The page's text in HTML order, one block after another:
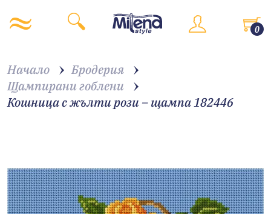
0
Начало
Бродерия
Щампирани гоблени
Кошница с жълти рози – щампа 182446